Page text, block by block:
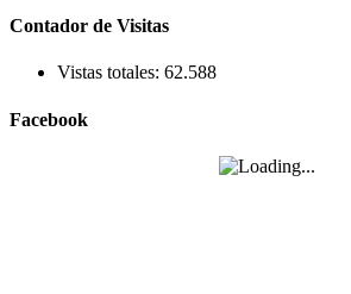
Contador de Visitas
Vistas totales: 62.588
Facebook